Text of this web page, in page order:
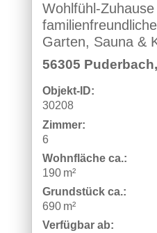
Wohlfühl-
Garten, Sauna &
56305
Objekt-ID:
30208
Zimmer:
6
Wohnfläche ca.:
190 m²
Grund­stück ca.:
690 m²
Verfügbar ab: